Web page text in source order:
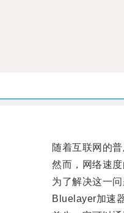
随着互联网的普
然而，网络速度的
为了解决这一问
Bluelayer加速器